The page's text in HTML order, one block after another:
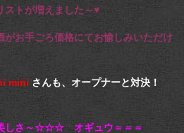
ストが増えました～♥
がお手ごろ価格にてお愉しみいただけ
mini さんも、オープナーと対決！
しさ～☆☆☆ オギュウ＝＝＝